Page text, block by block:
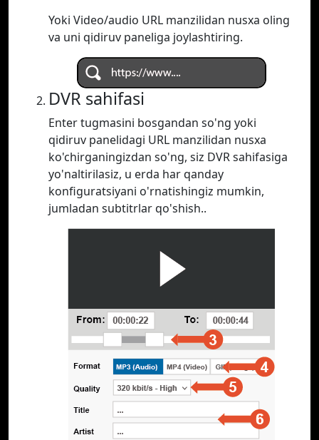
Yoki Video/audio URL manzilidan nusxa oling
va uni qidiruv paneliga joylashtiring.
DVR sahifasi
Enter tugmasini bosgandan so'ng yoki
qidiruv panelidagi URL manzilidan nusxa
ko'chirganingizdan so'ng, siz DVR sahifasiga
yo'naltirilasiz, u erda har qanday
konfiguratsiyani o'rnatishingiz mumkin,
jumladan subtitrlar qo'shish..